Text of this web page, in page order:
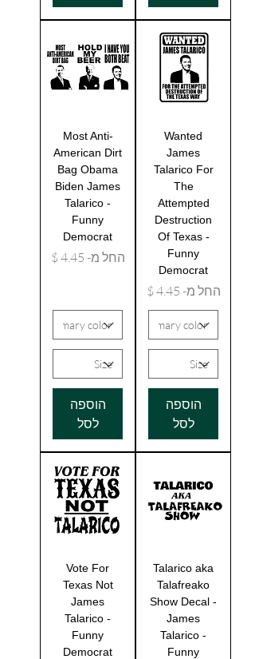
Wanted
James
Talarico For
The
Attempted
Destruction
Of Texas -
Funny
Democrat
החל מ-
מחיר מבצע
הוספה
לסל
Most Anti-
American Dirt
Bag Obama
Biden James
Talarico -
Funny
Democrat
החל מ-
מחיר מבצע
הוספה
לסל
Talarico aka
Talafreako
Show Decal -
James
Talarico -
Funny
Vote For
Texas Not
James
Talarico -
Funny
Democrat